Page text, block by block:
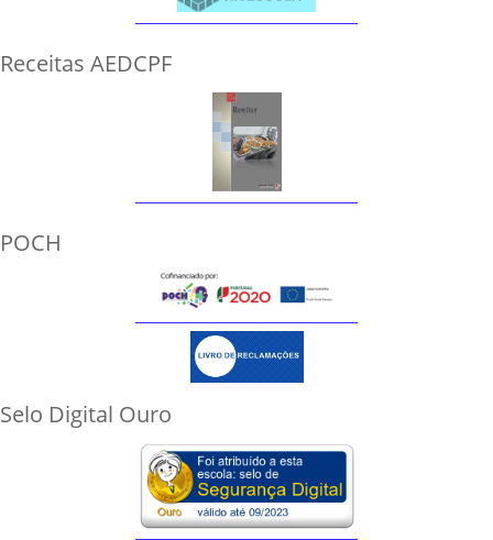
Receitas AEDCPF
POCH
Selo Digital Ouro